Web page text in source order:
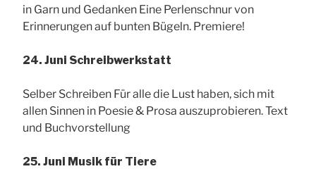
in Garn und Gedanken Eine Perlenschnur von
Erinnerungen auf bunten Bügeln. Premiere!
24. Juni Schreibwerkstatt
Selber Schreiben Für alle die Lust haben, sich mit
allen Sinnen in Poesie & Prosa auszuprobieren. Text
und Buchvorstellung
25. Juni Musik für Tiere